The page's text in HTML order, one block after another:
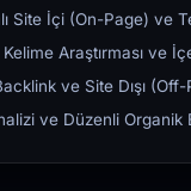
Site İçi (On-Page) ve
Araştırması ve
ve Site Dışı
ve Düzenli Organik